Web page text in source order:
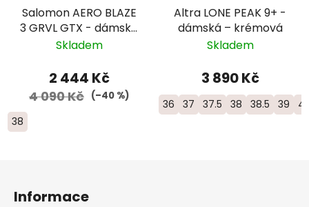
Salomon AERO BLAZE
3 GRVL GTX - dámská
- bílá/fialová
Skladem
2 444 Kč
4 090 Kč (–40 %)
38
Altra LONE PEAK 9+ -
dámská – krémová
Skladem
3 890 Kč
36 37 37.5 38 38.5 39
Informace